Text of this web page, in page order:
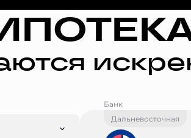
Банк
Дальневосточная